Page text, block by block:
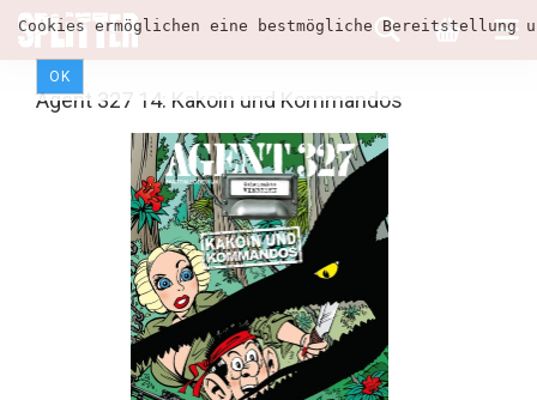
Cookies ermöglichen eine bestmögliche
OK
Agent 327 14: Kakoin und Kommandos